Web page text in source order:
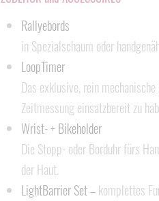
Rallyebords
in Spezialschaum oder
LoopTimer
Das exklusive, rein
Zeitmessung einsatzbereit zu
Wrist- + Bikeholder
Die Stopp- oder Borduhr fürs
der Haut.
LightBarrier Set –komplettes